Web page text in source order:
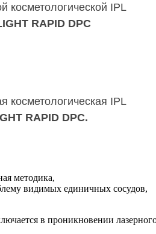
косметологической IPL
RAPID DPC
косметологическая IPL
RAPID DPC.
методика,
видимых единичных сосудов,
в проникновении